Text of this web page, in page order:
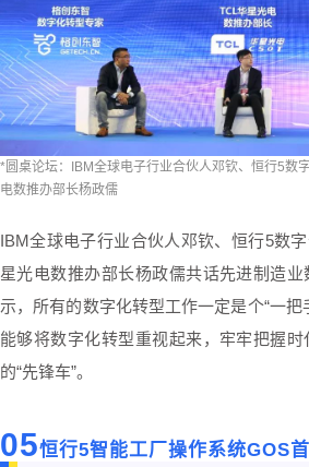
*圆桌论坛：IBM全球电子行业合伙人邓钦、恒行5数
电数推办部长杨政儒
IBM全球电子行业合伙人邓钦、恒行5数
星光电数推办部长杨政儒共话先进制造
示，所有的数字化转型工作一定是个“一把
能够将数字化转型重视起来，牢牢把握
的“先锋车”。
05恒行5智能工厂操作系统GOS